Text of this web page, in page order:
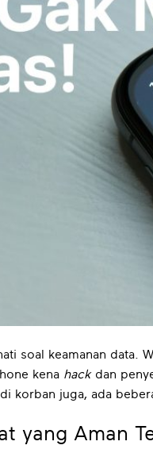
soal keamanan data.
kena hackdan
korban juga, ada
yang Aman